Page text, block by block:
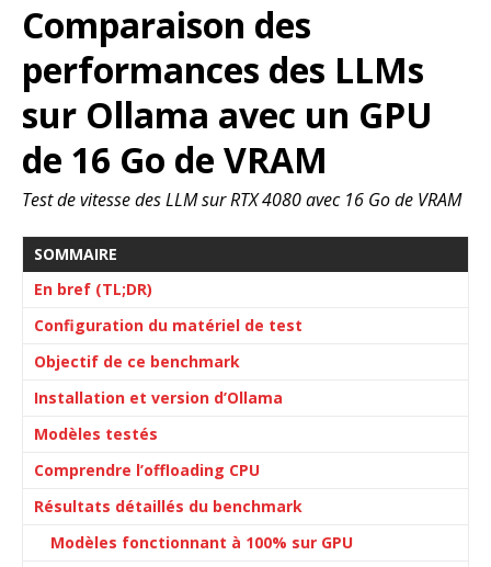
Comparaison des
performances des LLMs
sur Ollama avec un GPU
de 16 Go de VRAM
Test de vitesse des LLM sur RTX 4080 avec 16 Go de VRAM
SOMMAIRE
En bref (TL;DR)
Configuration du matériel de test
Objectif de ce benchmark
Installation et version d’Ollama
Modèles testés
Comprendre l’offloading CPU
Résultats détaillés du benchmark
Modèles fonctionnant à 100% sur GPU